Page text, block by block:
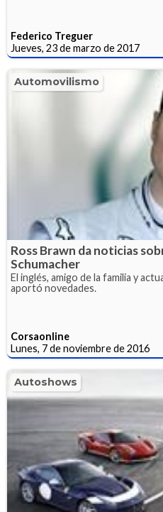
Federico Treguer
Jueves, 23 de marzo de 2017
Automovilismo
Ross Brawn da noticias
Schumacher
El inglés, amigo de la familia y
aportó novedades.
Corsaonline
Lunes, 7 de noviembre de 2016
Autoshows